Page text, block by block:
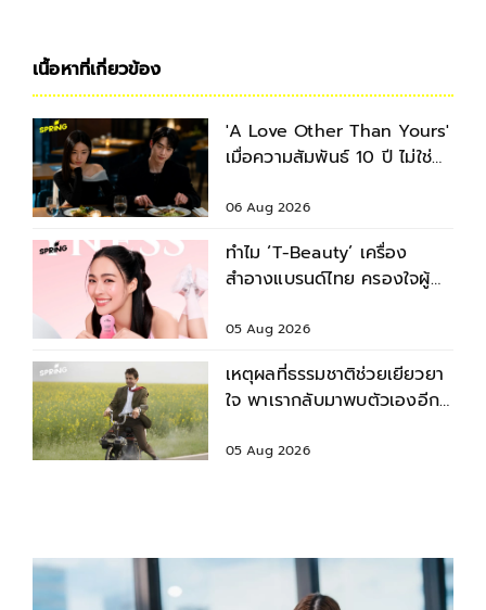
เนื้อหาที่เกี่ยวข้อง
'A Love Other Than Yours'
เมื่อความสัมพันธ์ 10 ปี ไม่ใช่คำ
06 Aug 2026
ทำไม ‘T-Beauty’ เครื่อง
สำอางแบรนด์ไทย ครองใจผู้
05 Aug 2026
เหตุผลที่ธรรมชาติช่วยเยียวยา
ใจ พาเรากลับมาพบตัวเองอีก
05 Aug 2026